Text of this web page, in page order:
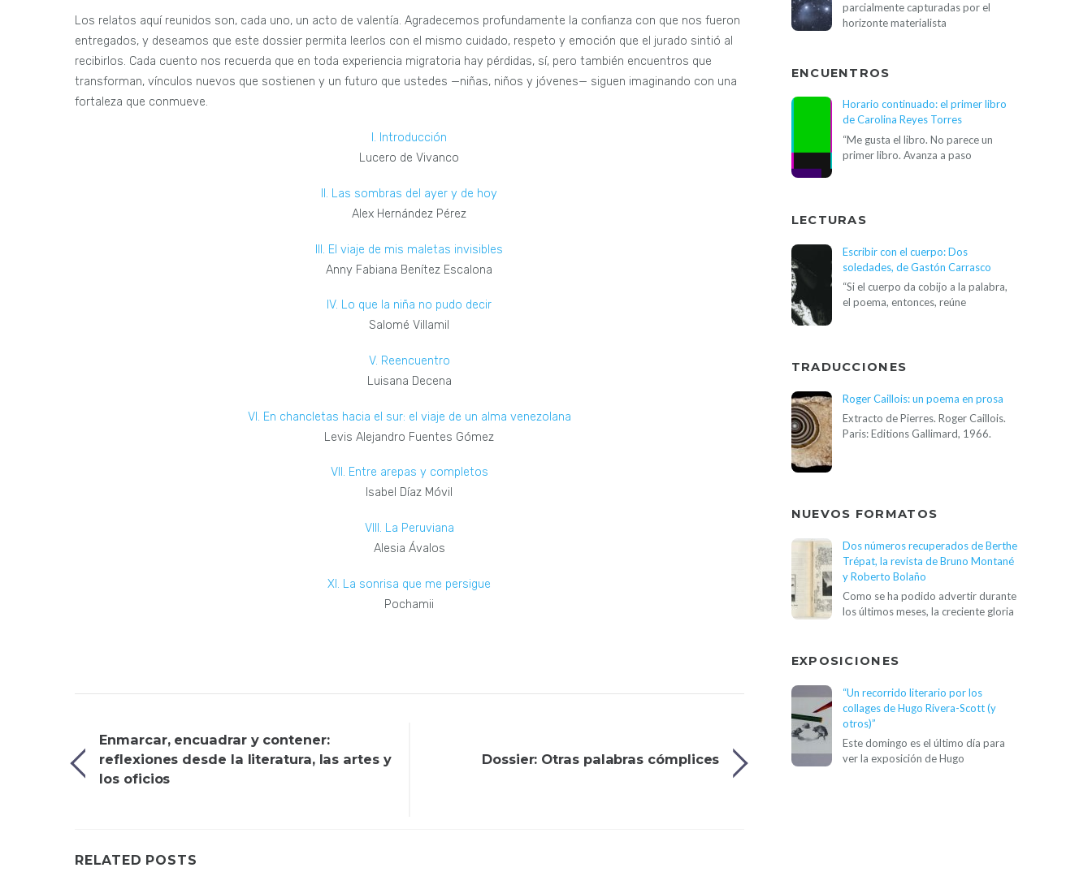
Los relatos aquí reunidos son, cada uno, un acto de valentía. Agradecemos profundamente la confianza con que nos fueron
entregados, y deseamos que este dossier permita leerlos con el mismo cuidado, respeto y emoción que el jurado sintió al
recibirlos. Cada cuento nos recuerda que en toda experiencia migratoria hay pérdidas, sí, pero también encuentros que
transforman, vínculos nuevos que sostienen y un futuro que ustedes —niñas, niños y jóvenes— siguen imaginando con una
fortaleza que conmueve.
I. Introducción
Lucero de Vivanco
II. Las sombras del ayer y de hoy
Alex Hernández Pérez
III. El viaje de mis maletas invisibles
Anny Fabiana Benítez Escalona
IV. Lo que la niña no pudo decir
Salomé Villamil
V. Reencuentro
Luisana Decena
VI. En chancletas hacia el sur: el viaje de un alma venezolana
Levis Alejandro Fuentes Gómez
VII. Entre arepas y completos
Isabel Díaz Móvil
VIII. La Peruviana
Alesia Ávalos
XI. La sonrisa que me persigue
Pochamii
Enmarcar, encuadrar y contener:
reflexiones desde la literatura, las artes y
los oficios
Dossier: Otras palabras cómplices
RELATED POSTS
parcialmente capturadas por el
horizonte materialista
ENCUENTROS
Horario continuado: el primer libro
de Carolina Reyes Torres
“Me gusta el libro. No parece un
primer libro. Avanza a paso
LECTURAS
Escribir con el cuerpo: Dos
soledades, de Gastón Carrasco
“Si el cuerpo da cobijo a la palabra,
el poema, entonces, reúne
TRADUCCIONES
Roger Caillois: un poema en prosa
Extracto de Pierres. Roger Caillois.
Paris: Editions Gallimard, 1966.
NUEVOS FORMATOS
Dos números recuperados de Berthe
Trépat, la revista de Bruno Montané
y Roberto Bolaño
Como se ha podido advertir durante
los últimos meses, la creciente gloria
EXPOSICIONES
“Un recorrido literario por los
collages de Hugo Rivera-Scott (y
otros)”
Este domingo es el último día para
ver la exposición de Hugo